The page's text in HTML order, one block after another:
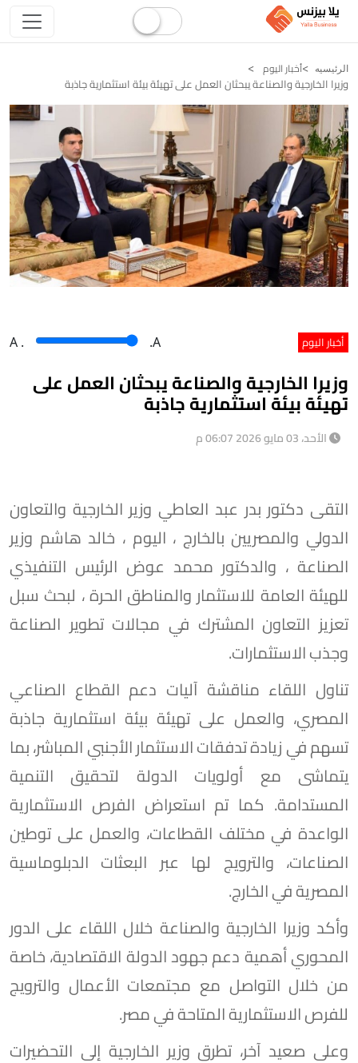
الرئيسيه أخبار اليوم
وزيرا الخارجية والصناعة يبحثان العمل على تهيئة بيئة استثمارية جاذبة
أخبار اليوم A . .A
وزيرا الخارجية والصناعة يبحثان العمل على
تهيئة بيئة استثمارية جاذبة
الأحد، 03 مايو 2026 06:07 م
التقى دكتور بدر عبد العاطي وزير الخارجية والتعاون
الدولي والمصريين بالخارج ، اليوم ، خالد هاشم وزير
الصناعة ، والدكتور محمد عوض الرئيس التنفيذي
للهيئة العامة للاستثمار والمناطق الحرة ، لبحث سبل
تعزيز التعاون المشترك في مجالات تطوير الصناعة
وجذب الاستثمارات.
تناول اللقاء مناقشة آليات دعم القطاع الصناعي
المصري، والعمل على تهيئة بيئة استثمارية جاذبة
تسهم في زيادة تدفقات الاستثمار الأجنبي المباشر، بما
يتماشى مع أولويات الدولة لتحقيق التنمية
المستدامة. كما تم استعراض الفرص الاستثمارية
الواعدة في مختلف القطاعات، والعمل على توطين
الصناعات، والترويج لها عبر البعثات الدبلوماسية
المصرية في الخارج.
وأكد وزيرا الخارجية والصناعة خلال اللقاء على الدور
المحوري أهمية دعم جهود الدولة الاقتصادية، خاصة
من خلال التواصل مع مجتمعات الأعمال والترويج
للفرص الاستثمارية المتاحة في مصر.
وعلى صعيد آخر، تطرق وزير الخارجية إلى التحضيرات